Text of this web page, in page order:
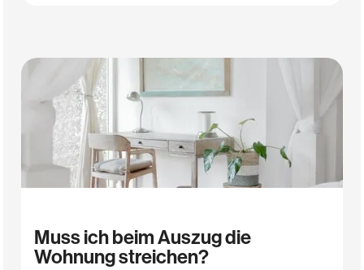
Muss ich beim Auszug die
Wohnung streichen?